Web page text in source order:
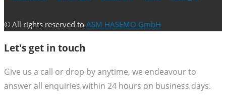
© All rights reserved to ASM HASEMO GmbH
Let's get in touch
Give us a call or drop by anytime, we endeavour to
answer all enquiries within 24 hours on business days.